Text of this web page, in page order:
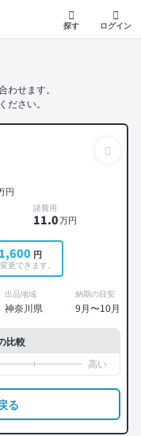
探す ログイン
せます。
さい。
円
諸費用
11.0万円
円
更できます。
出品地域
神奈川県
納期の目安
9月〜10月
比較
る